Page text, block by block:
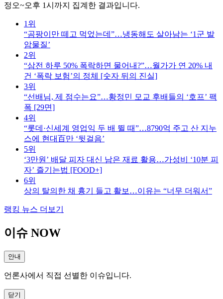
정오~오후 1시까지 집계한 결과입니다.
1위
“곰팡이만 떼고 먹었는데”…냉동해도 살아남는 ‘1군 발
암물질’
2위
“삼전 하루 50% 폭락하면 물어내?”…월가가 연 20% 내
건 ‘폭락 보험’의 정체 [숫자 뒤의 진실]
3위
“선배님, 제 점수는요”…황정민 모교 후배들의 ‘호프’ 팩
폭 [29면]
4위
“롯데·신세계 영업익 두 배 뛸 때”…8790억 주고 산 지누
스에 현대百만 ‘뒷걸음’
5위
‘3만원’ 배달 피자 대신 남은 재료 활용…가성비 ‘10분 피
자’ 즐기는법 [FOOD+]
6위
상의 탈의한 채 흉기 들고 활보…이유는 “너무 더워서”
랭킹 뉴스 더보기
이슈 NOW
안내
언론사에서 직접 선별한 이슈입니다.
닫기